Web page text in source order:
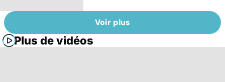
Voir plus
Plus de vidéos